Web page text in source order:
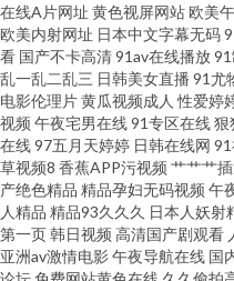
视频 草莓视频黄在线观看 影音先
精品综久久 91人人操人人爽 91第
品 91少妇喷水视频 亚洲色一色 久
合集 91草莓视频 日韩成人专区 国
亚洲欧洲综合日韩精品 俺去也先
在线A片网址 黄色视屏网站欧美
欧美内射网址 日本中文字幕无码
看 国产不卡高清91av在线播放
乱一乱二乱三 日韩美女直播 91尤
电影伦理片黄瓜视频成人 性爱婷
视频 午夜宅男在线91专区在线狠
在线97五月天婷婷 日韩在线网
草视频8 香蕉APP污视频 艹艹艹
产绝色精品 精品孕妇无码视频 午
人精品 精品93久久久 日本人妖射
第一页韩日视频 高清国产剧观看
亚洲av激情电影午夜导航在线 国